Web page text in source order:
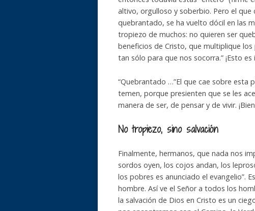
altivo, orgulloso y soberbio. Pero el
quebrantado, se ha vuelto dócil en las
tropiezo de muchos: no quieren ser
beneficios de Cristo, que multiplique
tan sólo para que nos socorra.” ¡Esto
“Quebrantado …”El que cae sobre esta
temen, porque presienten que se les
manera de ser, de pensar y de vivir.
No tropiezo, sino salvación
Finalmente, hermanos, que nada nos
sordos oyen, los cojos andan, los
los pobres es anunciado el evangelio”.
hombre. Así ve el Señor a todos los
la salvación de Dios en Cristo es un